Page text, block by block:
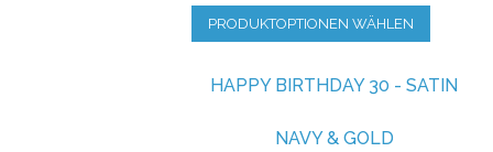
PRODUKTOPTIONEN WÄHLEN
HAPPY BIRTHDAY 30 - SATIN
NAVY & GOLD